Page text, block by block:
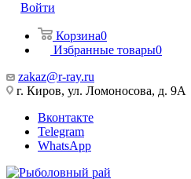
Войти
Корзина0
Избранные товары0
zakaz@r-ray.ru
г. Киров, ул. Ломоносова, д. 9А
Вконтакте
Telegram
WhatsApp